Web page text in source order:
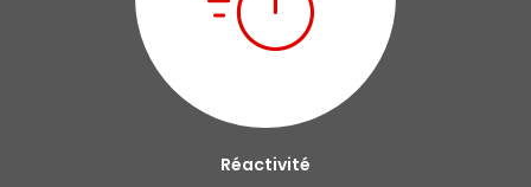
Réactivité